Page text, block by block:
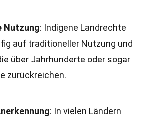
Nutzung: Indigene Landrechte
auf traditioneller Nutzung und
über Jahrhunderte oder sogar
zurückreichen.
: In vielen Ländern